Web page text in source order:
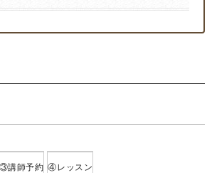
講師予約 レッスン